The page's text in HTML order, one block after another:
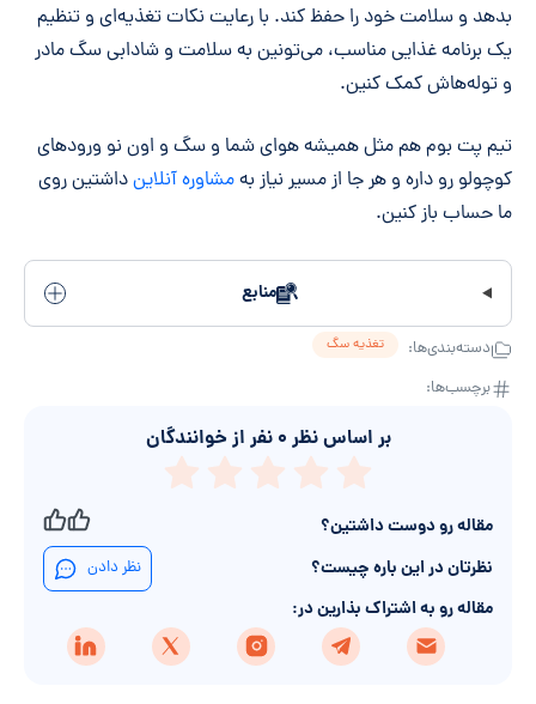
بدهد و سلامت خود را حفظ کند. با رعایت نکات تغذیه‌ای و تنظیم
یک برنامه غذایی مناسب، می‌تونین به سلامت و شادابی سگ مادر
و توله‌هاش کمک کنین.
تیم پت بوم هم مثل همیشه هوای شما و سگ و اون نو ورودهای
کوچولو رو داره و هر جا از مسیر نیاز بهمشاوره آنلاینداشتین روی
ما حساب باز کنین.
منابع
دسته‌بندی‌ها: تغذیه سگ
برچسب‌ها:
بر اساس نظر ۰ نفر از خوانندگان
مقاله رو دوست داشتین؟
نظرتان در این باره چیست؟
نظر دادن
مقاله رو به اشتراک بذارین در: